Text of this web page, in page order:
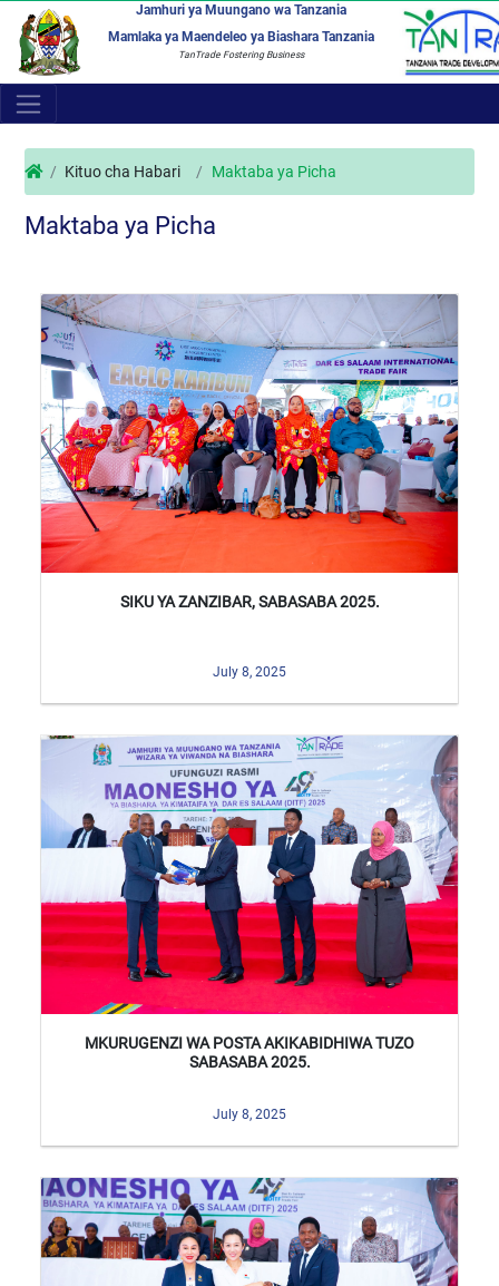
Jamhuri ya Muungano wa Tanzania
Mamlaka ya Maendeleo ya Biashara Tanzania
TanTrade Fostering Business
Kituo cha Habari Maktaba ya Picha
Maktaba ya Picha
SIKU YA ZANZIBAR, SABASABA 2025.
July 8, 2025
MKURUGENZI WA POSTA AKIKABIDHIWA TUZO
SABASABA 2025.
July 8, 2025